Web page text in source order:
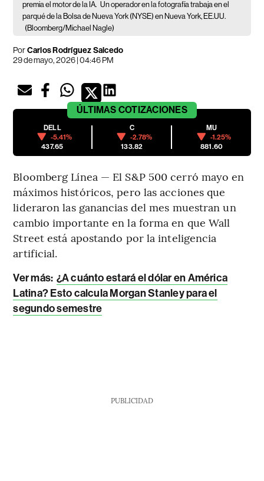
premia el motor de la IA. Un operador en la fotografía trabaja en el
parqué de la Bolsa de Nueva York (NYSE) en Nueva York, EE.UU.
(Bloomberg/Michael Nagle)
PorCarlos Rodríguez Salcedo
29 de mayo, 2026 | 04:46 PM
ÚLTIMAS COTIZACIONES
DELL
-5.41%
437.65
C
-2.78%
133.82
MU
-1.25%
881.60
Bloomberg Línea — El S&P 500 cerró mayo en
máximos históricos, pero las acciones que
lideraron las ganancias del mes muestran un
cambio importante en la forma en que Wall
Street está apostando por la inteligencia
artificial.
Ver más: ¿A cuánto estará el dólar en América
Latina? Esto calcula Morgan Stanley para el
segundo semestre
PUBLICIDAD